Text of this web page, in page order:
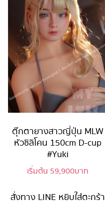
ตุ๊กตายางสาวญี่ปุ่น MLW
หัวซิลิโคน 150cm D-cup
#Yuki
เริ่มต้น 59,900บาท
สั่งทาง LINE หยิบใส่ตะกร้า